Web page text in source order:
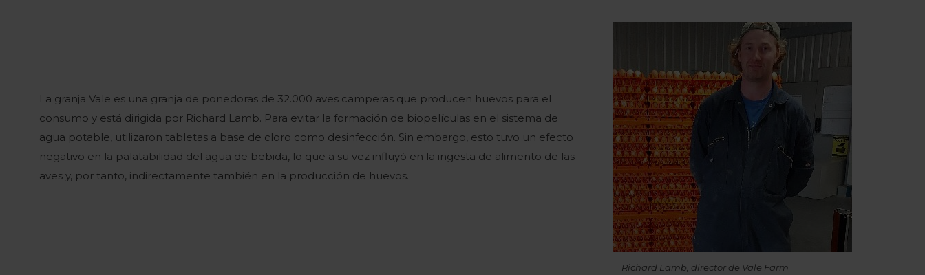
Richard Lamb, director de Vale Farm
La granja Vale es una granja de ponedoras de 32.000 aves camperas que producen huevos para el
consumo y está dirigida por Richard Lamb. Para evitar la formación de biopelículas en el sistema de
agua potable, utilizaron tabletas a base de cloro como desinfección. Sin embargo, esto tuvo un efecto
negativo en la palatabilidad del agua de bebida, lo que a su vez influyó en la ingesta de alimento de las
aves y, por tanto, indirectamente también en la producción de huevos.